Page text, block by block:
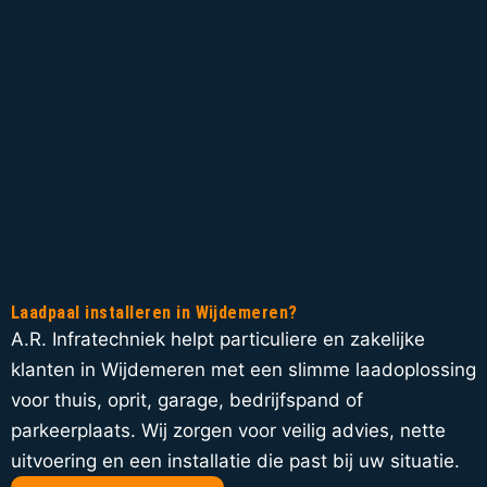
Laadpaal installeren in Wijdemeren?
A.R. Infratechniek helpt particuliere en zakelijke
klanten in Wijdemeren met een slimme laadoplossing
voor thuis, oprit, garage, bedrijfspand of
parkeerplaats. Wij zorgen voor veilig advies, nette
uitvoering en een installatie die past bij uw situatie.